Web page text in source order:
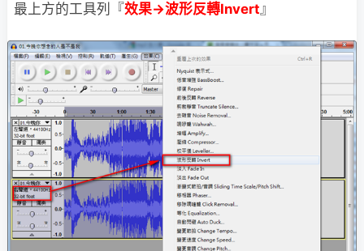
最上方的工具列『效果→波形反轉Invert』